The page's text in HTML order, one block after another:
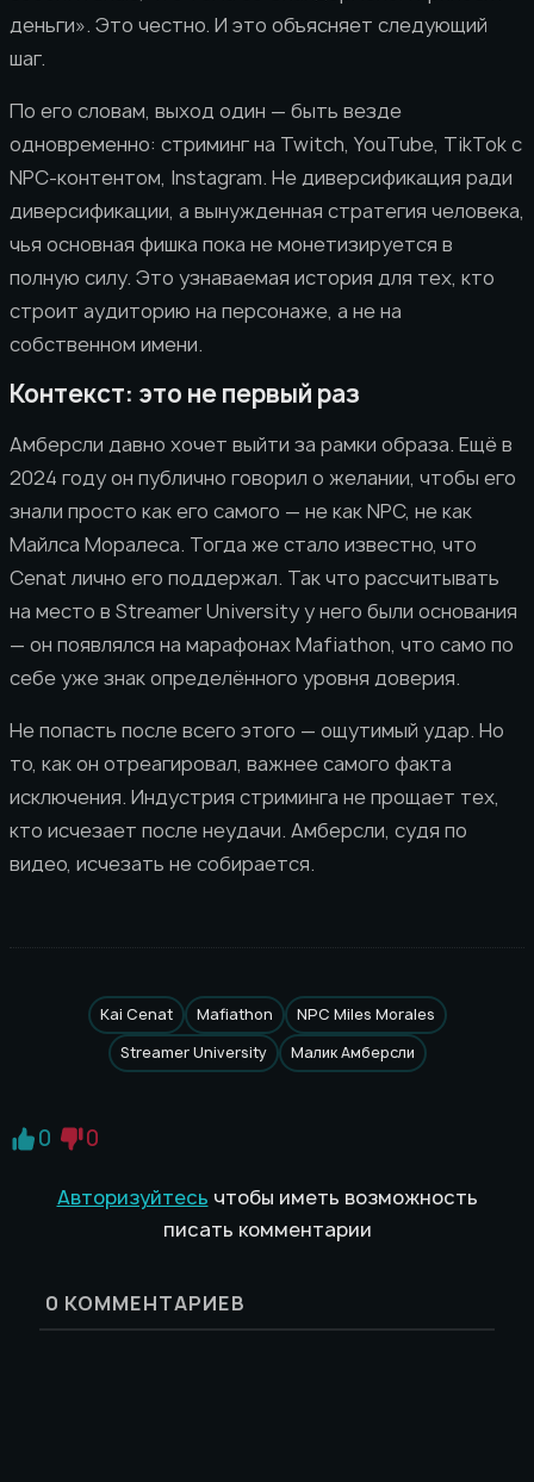
деньги». Это честно. И это объясняет следующий
шаг.
По его словам, выход один — быть везде
одновременно: стриминг на Twitch, YouTube, TikTok с
NPC-контентом, Instagram. Не диверсификация ради
диверсификации, а вынужденная стратегия человека,
чья основная фишка пока не монетизируется в
полную силу. Это узнаваемая история для тех, кто
строит аудиторию на персонаже, а не на
собственном имени.
Контекст: это не первый раз
Амберсли давно хочет выйти за рамки образа. Ещё в
2024 году он публично говорил о желании, чтобы его
знали просто как его самого — не как NPC, не как
Майлса Моралеса. Тогда же стало известно, что
Cenat лично его поддержал. Так что рассчитывать
на место в Streamer University у него были основания
— он появлялся на марафонах Mafiathon, что само по
себе уже знак определённого уровня доверия.
Не попасть после всего этого — ощутимый удар. Но
то, как он отреагировал, важнее самого факта
исключения. Индустрия стриминга не прощает тех,
кто исчезает после неудачи. Амберсли, судя по
видео, исчезать не собирается.
Kai Cenat Mafiathon
NPC Miles Morales
Streamer University
Малик Амберсли
0 0
Авторизуйтесь чтобы иметь возможность
писать комментарии
0 КОММЕНТАРИЕВ